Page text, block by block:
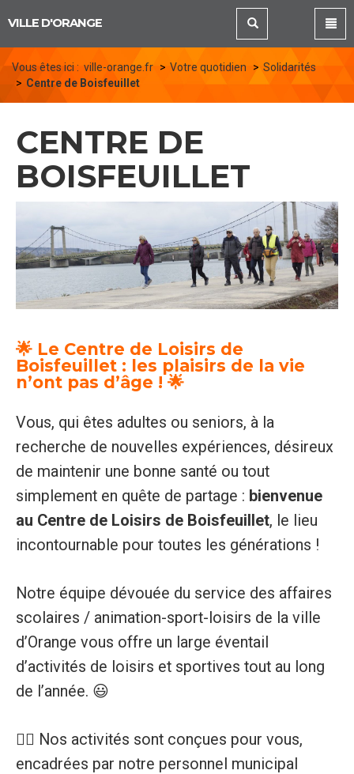
VILLE D'ORANGE
Vous êtes ici : ville-orange.fr Votre quotidien
Solidarités
Centre de Boisfeuillet
CENTRE DE
BOISFEUILLET
🌟 Le Centre de Loisirs de
Boisfeuillet : les plaisirs de la vie
n’ont pas d’âge ! 🌟
Vous, qui êtes adultes ou seniors, à la
recherche de nouvelles expériences, désireux
de maintenir une bonne santé ou tout
simplement en quête de partage : bienvenue
au Centre de Loisirs de Boisfeuillet, le lieu
incontournable pour toutes les générations !
Notre équipe dévouée du service des affaires
scolaires / animation-sport-loisirs de la ville
d’Orange vous offre un large éventail
d’activités de loisirs et sportives tout au long
de l’année. 😃
🏋️‍♀️ Nos activités sont conçues pour vous,
encadrées par notre personnel municipal